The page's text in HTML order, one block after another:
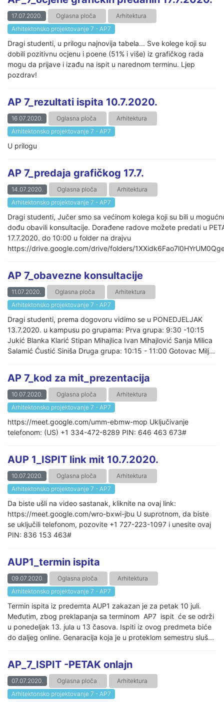
17.07.2020. Oglasna ploča
Arhitektura
Arhitektonsko projektovanje 7 - AP7
Dragi studenti, u prilogu najnovija tabela... Sve kolege koji su
dobili pozitivnu ocjenu i poene (51% i više) iz grafičkog rada
mogu da prijave i izađu na ispit u narednom terminu. Ljep
pozdrav!
AP 7_rezultati ispita 10.7.2020.
16.07.2020. Oglasna ploča
Arhitektura
Arhitektonsko projektovanje 7 - AP7
U prilogu
AP 7_predaja grafičkog 17.7.
14.07.2020. Oglasna ploča
Arhitektura
Arhitektonsko projektovanje 7 - AP7
Dragi studenti, Jučer smo sa većinom kolega koji su bili u
dođu obavili konsultacije. Dorađene radove možete predati u
17.7.2020. do 10:00 u folder na drajvu
https://drive.google.com/drive/folders/
AP 7_obavezne konsultacije
11.07.2020. Oglasna ploča
Arhitektura
Arhitektonsko projektovanje 7 - AP7
Dragi studenti, prema dogovoru vidimo se u PONEDJELJAK
13.7.2020. u kampusu po grupama: Prva grupa: 9:30 -10:15
Jukić Blanka Klarić Stipan Mihajlica Ivan Mihajlović Sanja Milica
Salamić Ćustić Siniša Druga grupa: 10:15 - 11:00 Gotovac Milj...
AP 7_kod za mit_prezentacija
10.07.2020. Oglasna ploča
Arhitektura
Arhitektonsko projektovanje 7 - AP7
https://meet.google.com/umm-ebmw-mop Uključivanje
telefonom: (US) +1 334-472-8289 PIN: 646 463 673#
AUP 1_ISPIT link mit 10.7.2020.
10.07.2020. Oglasna ploča
Arhitektura
Arhitektonsko projektovanje 7 - AP7
Da biste ušli na video sastanak, kliknite na ovaj link:
https://meet.google.com/wro-bxwi-jbu U suprotnom, da biste
se uključili telefonom, pozovite +1 727-223-1097 i unesite ovaj
PIN: 836 153 463#
AUP1_termin ispita
09.07.2020. Oglasna ploča
Arhitektura
Arhitektonsko projektovanje 7 - AP7
Termin ispita iz predemta AUP1 zakazan je za petak 10 juli.
Međutim, zbog preklapanja sa terminom AP7 ispit će se održi
u ponedeljak 13. jula u 13 časova. Ispiti iz ovog predmeta biće
do daljeg online. Genaracija koja je u proteklom semestru sluš...
AP_7_ISPIT -PETAK onlajn
07.07.2020. Oglasna ploča
Arhitektura
Arhitektonsko projektovanje 7 - AP7